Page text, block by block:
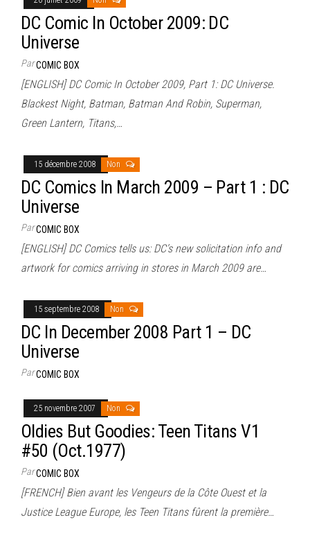
DC Comic In October 2009: DC
Universe
ParCOMIC BOX
[ENGLISH] DC Comic In October 2009, Part 1: DC Universe.
Blackest Night, Batman, Batman And Robin, Superman,
Green Lantern, Titans,…
15 décembre 2008 Non
DC Comics In March 2009 – Part 1 : DC
Universe
ParCOMIC BOX
[ENGLISH] DC Comics tells us: DC’s new solicitation info and
artwork for comics arriving in stores in March 2009 are…
15 septembre 2008 Non
DC In December 2008 Part 1 – DC
Universe
ParCOMIC BOX
25 novembre 2007 Non
Oldies But Goodies: Teen Titans V1
#50 (Oct.1977)
ParCOMIC BOX
[FRENCH] Bien avant les Vengeurs de la Côte Ouest et la
Justice League Europe, les Teen Titans fûrent la première…